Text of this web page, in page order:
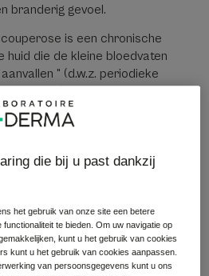
branderig gevoel.
couperose is een chronische
huid die de kleine bloedvaten
" (d.w.z. periodieke
intensiteit). Het komt voor in het
kin, wangen). Deze
het feit dat de huid haar
wordt: het
meer goed en veroorzaakt
het huidoppervlak.
: couperose kan het gevolg
die bij u past dankzij
het gebruik van onze site een betere
te bieden. Om uw navigatie op
kunt u het gebruik van cookies
kunt u het gebruik van cookies aanpassen.
van persoonsgegevens kunt u ons